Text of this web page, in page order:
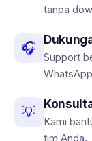
tanpa
🎧
Support
💡
Kami
tim Anda.